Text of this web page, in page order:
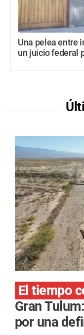
Una pelea entre
un juicio federal
El tiempo
Gran
por una